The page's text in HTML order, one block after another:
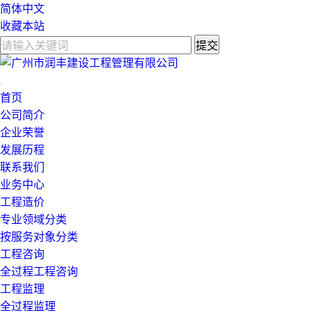
简体中文
收藏本站
首页
公司简介
企业荣誉
发展历程
联系我们
业务中心
工程造价
专业领域分类
按服务对象分类
工程咨询
全过程工程咨询
工程监理
全过程监理